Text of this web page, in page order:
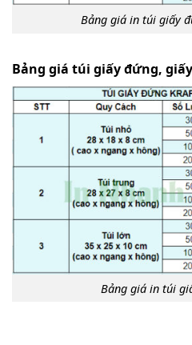
Bảng giá in túi giấy
Bảng giá túi giấy đứng,
Bảng giá in túi